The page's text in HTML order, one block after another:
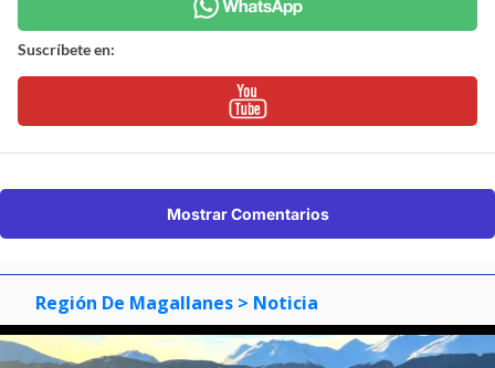
Suscríbete en:
Mostrar Comentarios
Región De Magallanes > Noticia